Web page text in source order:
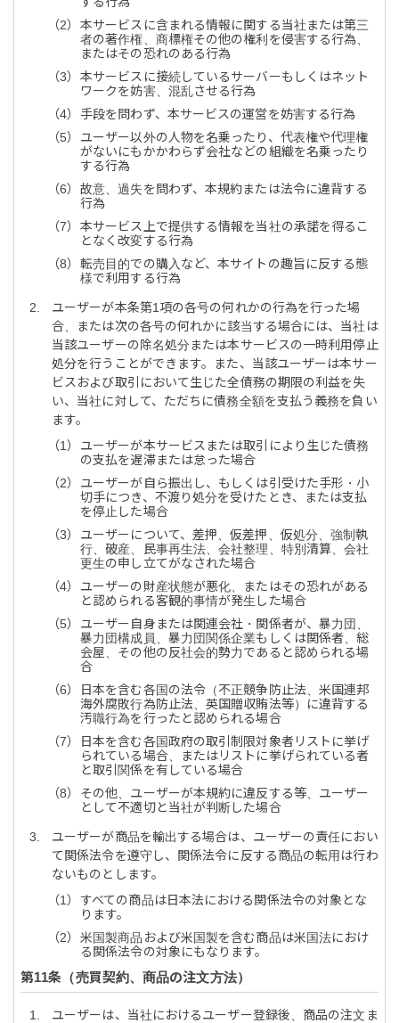
本サービスに含まれる情報に関する当社または第三
者の著作権、商標権その他の権利を侵害する行為、
またはその恐れのある行為
本サービスに接続しているサーバーもしくはネット
ワークを妨害、混乱させる行為
手段を問わず、本サービスの運営を妨害する行為
ユーザー以外の人物を名乗ったり、代表権や代理権
がないにもかかわらず会社などの組織を名乗ったり
する行為
故意、過失を問わず、本規約または法令に違背する
行為
本サービス上で提供する情報を当社の承諾を得るこ
となく改変する行為
転売目的での購入など、本サイトの趣旨に反する態
様で利用する行為
ユーザーが本条第1項の各号の何れかの行為を行った場
合、または次の各号の何れかに該当する場合には、当社は
当該ユーザーの除名処分または本サービスの一時利用停止
処分を行うことができます。また、当該ユーザーは本サー
ビスおよび取引において生じた全債務の期限の利益を失
い、当社に対して、ただちに債務全額を支払う義務を負い
ます。
ユーザーが本サービスまたは取引により生じた債務
の支払を遅滞または怠った場合
ユーザーが自ら振出し、もしくは引受けた手形・小
切手につき、不渡り処分を受けたとき、または支払
を停止した場合
ユーザーについて、差押、仮差押、仮処分、強制執
行、破産、民事再生法、会社整理、特別清算、会社
更生の申し立てがなされた場合
ユーザーの財産状態が悪化、またはその恐れがある
と認められる客観的事情が発生した場合
ユーザー自身または関連会社・関係者が、暴力団、
暴力団構成員、暴力団関係企業もしくは関係者、総
会屋、その他の反社会的勢力であると認められる場
合
日本を含む各国の法令（不正競争防止法、米国連邦
海外腐敗行為防止法、英国贈収賄法等）に違背する
汚職行為を行ったと認められる場合
日本を含む各国政府の取引制限対象者リストに挙げ
られている場合、またはリストに挙げられている者
と取引関係を有している場合
その他、ユーザーが本規約に違反する等、ユーザー
として不適切と当社が判断した場合
ユーザーが商品を輸出する場合は、ユーザーの責任におい
て関係法令を遵守し、関係法令に反する商品の転用は行わ
ないものとします。
すべての商品は日本法における関係法令の対象とな
ります。
米国製商品および米国製を含む商品は米国法におけ
る関係法令の対象にもなります。
売買契約、商品の注文方法
ユーザーは、当社におけるユーザー登録後、商品の注文ま